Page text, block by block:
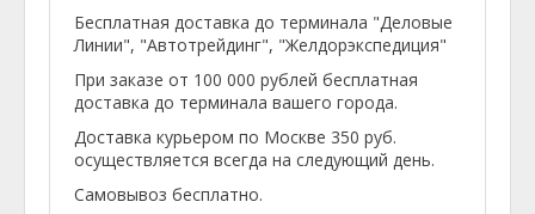
Бесплатная доставка до терминала "Деловые
Линии", "Автотрейдинг", "Желдорэкспедиция"
При заказе от 100 000 рублей бесплатная
доставка до терминала вашего города.
Доставка курьером по Москве 350 руб.
осуществляется всегда на следующий день.
Самовывоз бесплатно.